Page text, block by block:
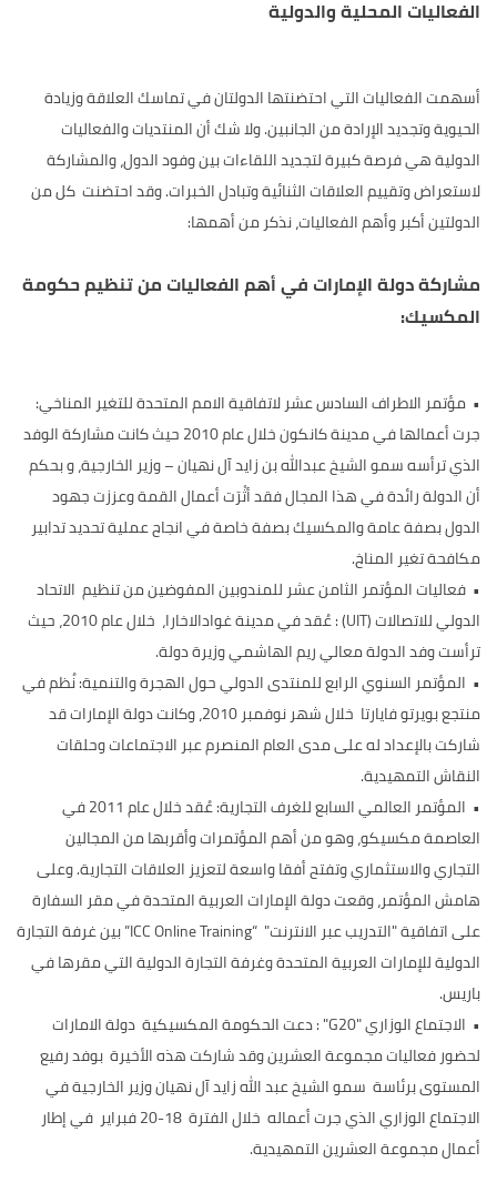
الفعاليات المحلية والدولية
أسهمت الفعاليات التي احتضنتها الدولتان في تماسك العلاقة وزيادة
الحيوية وتجديد الإرادة من الجانبين. ولا شك أن المنتديات والفعاليات
الدولية هي فرصة كبيرة لتجديد اللقاءات بين وفود الدول، والمشاركة
لاستعراض وتقييم العلاقات الثنائية وتبادل الخبرات. وقد احتضنت كل من
الدولتين أكبر وأهم الفعاليات، نذكر من أهمها:
مشاركة دولة الإمارات في أهم الفعاليات من تنظيم حكومة
المكسيك:
• مؤتمر الاطراف السادس عشر لاتفاقية الامم المتحدة للتغير المناخي:
جرت أعمالها في مدينة كانكون خلال عام 2010 حيث كانت مشاركة الوفد
الذي ترأسه سمو الشيخ عبدالله بن زايد آل نهيان – وزير الخارجية، و بحكم
أن الدولة رائدة في هذا المجال فقد أثْرَت أعمال القمة وعززت جهود
الدول بصفة عامة والمكسيك بصفة خاصة في انجاح عملية تحديد تدابير
مكافحة تغير المناخ.
• فعاليات المؤتمر الثامن عشر للمندوبين المفوضين من تنظيم الاتحاد
الدولي للاتصالات (UIT) : عُقد في مدينة غوادالاخارا، خلال عام 2010، حيث
ترأست وفد الدولة معالي ريم الهاشمي وزيرة دولة.
• المؤتمر السنوي الرابع للمنتدى الدولي حول الهجرة والتنمية: نُظم في
منتجع بويرتو فايارتا خلال شهر نوفمبر 2010، وكانت دولة الإمارات قد
شاركت بالإعداد له على مدى العام المنصرم عبر الاجتماعات وحلقات
النقاش التمهيدية.
•
المؤتمر العالمي السابع للغرف التجارية: عُقد خلال عام 2011 في
العاصمة مكسيكو، وهو من أهم المؤتمرات وأقربها من المجالين
التجاري والاستثماري وتفتح أفقا واسعة لتعزيز العلاقات التجارية. وعلى
هامش المؤتمر، وقعت دولة الإمارات العربية المتحدة في مقر السفارة
على اتفاقية "التدريب عبر الانترنت" “ICC Online Training” بين غرفة التجارة
الدولية للإمارات العربية المتحدة وغرفة التجارة الدولية التي مقرها في
باريس.
•
الاجتماع الوزاري "G20" : دعت الحكومة المكسيكية دولة الامارات
لحضور فعاليات مجموعة العشرين وقد شاركت هذه الأخيرة بوفد رفيع
المستوى برئاسة سمو الشيخ عبد الله زايد آل نهيان وزير الخارجية في
الاجتماع الوزاري الذي جرت أعماله خلال الفترة 18-20 فبراير في إطار
أعمال مجموعة العشرين التمهيدية.